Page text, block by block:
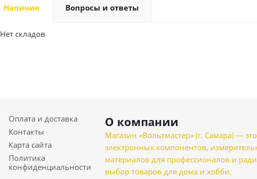
Наличие Вопросы и ответы
Нет складов
Оплата и доставка
Контакты
Карта сайта
Политика
конфиденциальности
О компании
Магазин «Вольтмастер» (г. Самара) —
электронных компонентов,
материалов для профессионалов и
выбор товаров для дома и хобби.